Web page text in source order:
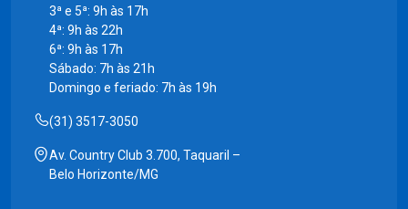
3ª e 5ª: 9h às 17h
4ª: 9h às 22h
6ª: 9h às 17h
Sábado: 7h às 21h
Domingo e feriado: 7h às 19h
(31) 3517-3050
Av. Country Club 3.700, Taquaril –
Belo Horizonte/MG